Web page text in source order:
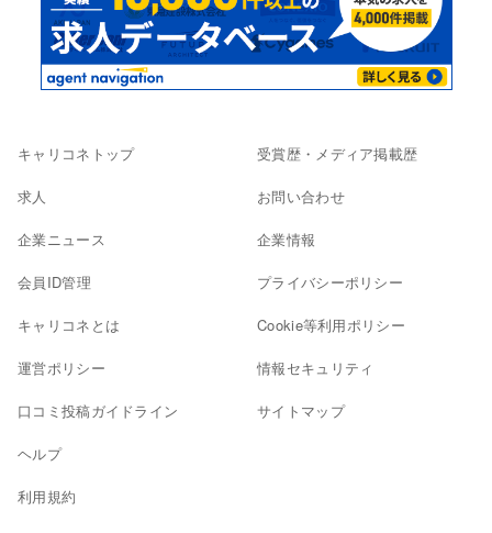
キャリコネトップ
求人
企業ニュース
会員ID管理
キャリコネとは
運営ポリシー
口コミ投稿ガイドライン
ヘルプ
利用規約
受賞歴・メディア掲載歴
お問い合わせ
企業情報
プライバシーポリシー
Cookie等利用ポリシー
情報セキュリティ
サイトマップ